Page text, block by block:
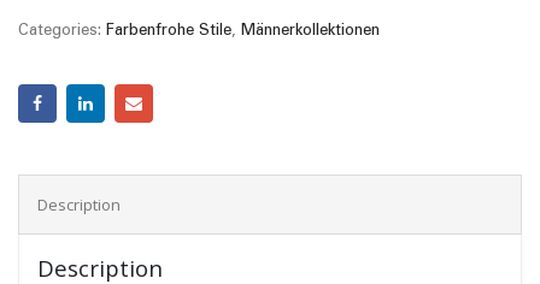
Categories: Farbenfrohe Stile, Männerkollektionen
Description
Description